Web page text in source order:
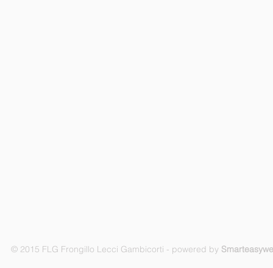
© 2015 FLG Frongillo Lecci Gambicorti - powered by